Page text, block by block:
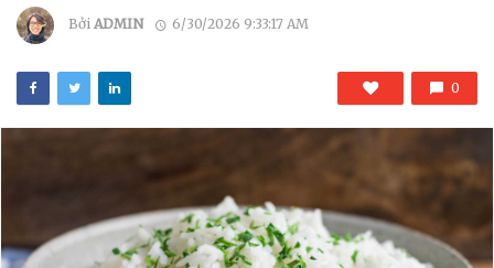
Bởi ADMIN 6/30/2026 9:33:17 AM
0